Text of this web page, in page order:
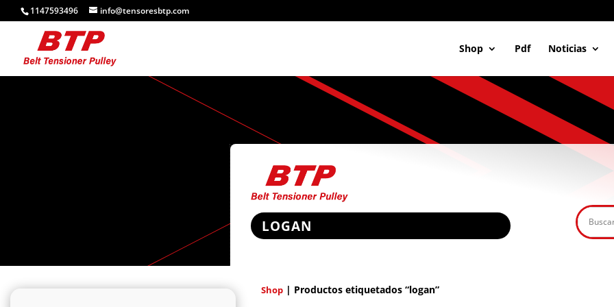
1147593496 info@tensoresbtp.com
Shop Pdf Noticias
LOGAN
Shop| Productos etiquetados “logan”